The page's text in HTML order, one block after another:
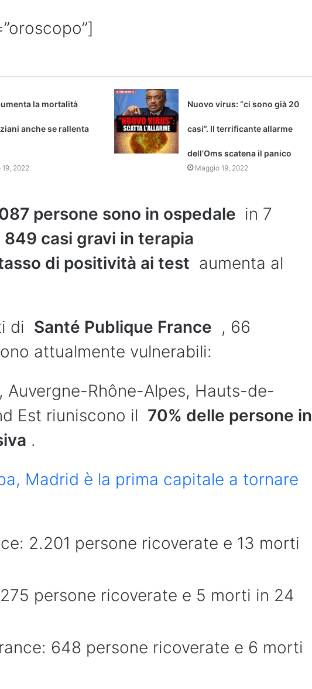
la mortalità
anche se rallenta
2022
Nuovo virus: “ci sono già 20
casi”. Il terrificante allarme
dell’Oms scatena il panico
Maggio 19, 2022
persone sono in ospedale in 7
849 casi gravi in ​​terapia
di positività ai test aumenta al
di Santé Publique France , 66
attualmente vulnerabili:
Auvergne-Rhône-Alpes, Hauts-de-
Est riuniscono il 70% delle persone in
.
Madrid è la prima capitale a tornare
2.201 persone ricoverate e 13 morti
persone ricoverate e 5 morti in 24
648 persone ricoverate e 6 morti